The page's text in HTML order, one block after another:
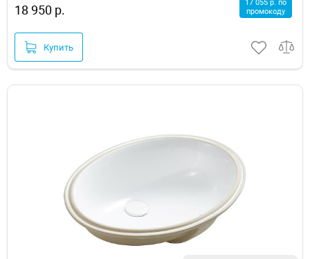
18 950 р.
17 055 р. по
промокоду
Купить